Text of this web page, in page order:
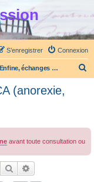
Connexion
S’enregistrer
Enfine, échanges et entraide TCA (anorexie, boulimie)
c
(anorexie,
avant toute consultation ou
Rechercher